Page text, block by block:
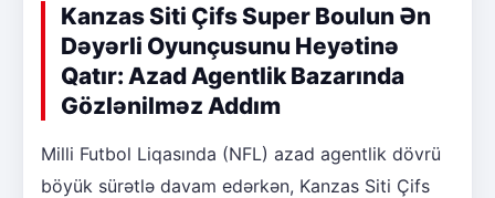
Kanzas Siti Çifs Super Boulun Ən
Dəyərli Oyunçusunu Heyətinə
Qatır: Azad Agentlik Bazarında
Gözlənilməz Addım
Milli Futbol Liqasında (NFL) azad agentlik dövrü
böyük sürətlə davam edərkən, Kanzas Siti Çifs